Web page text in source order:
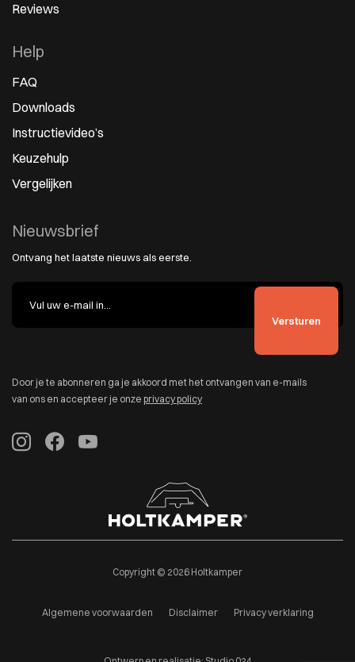
Reviews
Help
FAQ
Downloads
Instructievideo’s
Keuzehulp
Vergelijken
Nieuwsbrief
Ontvang het laatste nieuws als eerste.
Door je te abonneren ga je akkoord met het ontvangen van e-mails
van ons en accepteer je onze privacy policy
Copyright © 2026 Holtkamper
Algemene voorwaarden Disclaimer Privacy verklaring